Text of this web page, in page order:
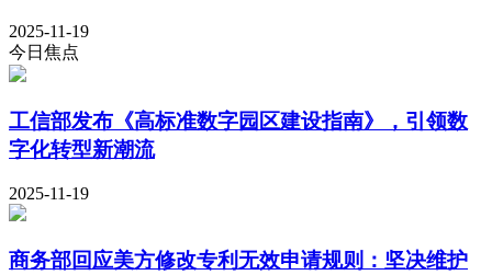
2025-11-19
今日焦点
工信部发布《高标准数字园区建设指南》，引领数
字化转型新潮流
2025-11-19
商务部回应美方修改专利无效申请规则：坚决维护